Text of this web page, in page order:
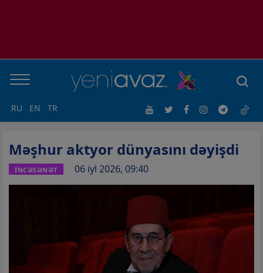
RU EN TR
Məşhur aktyor dünyasını dəyişdi
İNCƏSƏNƏT 06 iyl 2026, 09:40